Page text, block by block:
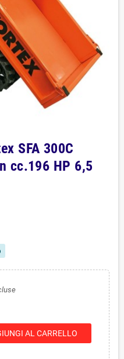
SFA 300C
cc.196 HP 6,5
AL CARRELLO